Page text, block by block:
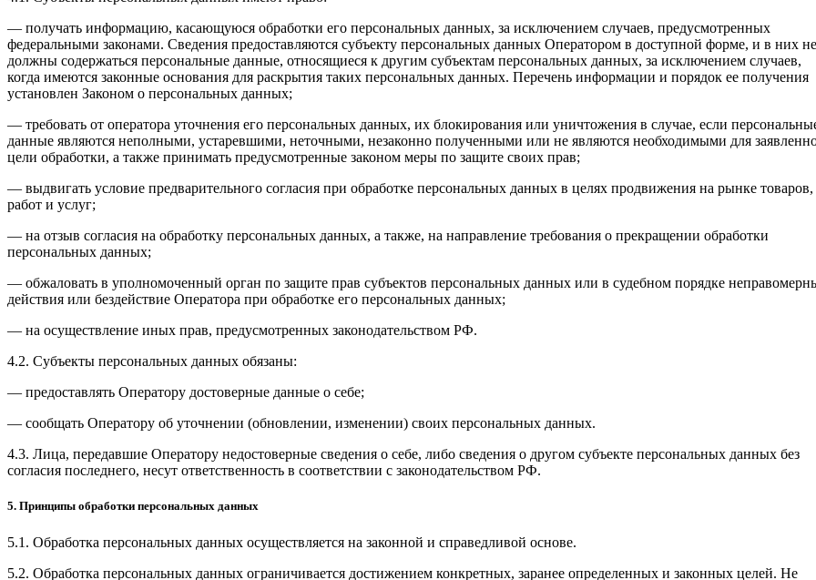
— получать информацию, касающуюся обработки его персональных данных, за исключением случаев, предусмотренных
федеральными законами. Сведения предоставляются субъекту персональных данных Оператором в доступной форме, и в них не
должны содержаться персональные данные, относящиеся к другим субъектам персональных данных, за исключением случаев,
когда имеются законные основания для раскрытия таких персональных данных. Перечень информации и порядок ее получения
установлен Законом о персональных данных;
— требовать от оператора уточнения его персональных данных, их блокирования или уничтожения в случае, если
данные являются неполными, устаревшими, неточными, незаконно полученными или не являются необходимыми для
цели обработки, а также принимать предусмотренные законом меры по защите своих прав;
— выдвигать условие предварительного согласия при обработке персональных данных в целях продвижения на рынке товаров,
работ и услуг;
— на отзыв согласия на обработку персональных данных, а также, на направление требования о прекращении обработки
персональных данных;
— обжаловать в уполномоченный орган по защите прав субъектов персональных данных или в судебном порядке
действия или бездействие Оператора при обработке его персональных данных;
— на осуществление иных прав, предусмотренных законодательством РФ.
4.2. Субъекты персональных данных обязаны:
— предоставлять Оператору достоверные данные о себе;
— сообщать Оператору об уточнении (обновлении, изменении) своих персональных данных.
4.3. Лица, передавшие Оператору недостоверные сведения о себе, либо сведения о другом субъекте персональных данных без
согласия последнего, несут ответственность в соответствии с законодательством РФ.
5. Принципы обработки персональных данных
5.1. Обработка персональных данных осуществляется на законной и справедливой основе.
5.2. Обработка персональных данных ограничивается достижением конкретных, заранее определенных и законных целей. Не